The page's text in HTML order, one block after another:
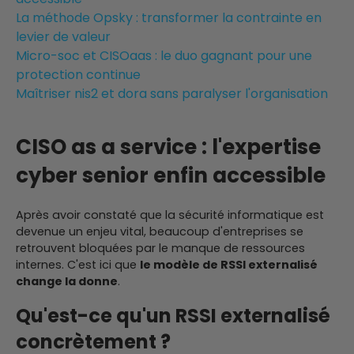
La méthode Opsky : transformer la contrainte en
levier de valeur
Micro-soc et CISOaas : le duo gagnant pour une
protection continue
Maîtriser nis2 et dora sans paralyser l'organisation
CISO as a service : l'expertise
cyber senior enfin accessible
Après avoir constaté que la sécurité informatique est
devenue un enjeu vital, beaucoup d'entreprises se
retrouvent bloquées par le manque de ressources
internes. C'est ici que le modèle de RSSI externalisé
change la donne.
Qu'est-ce qu'un RSSI externalisé
concrètement ?